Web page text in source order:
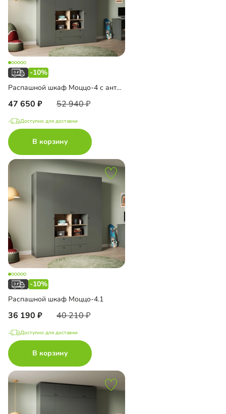
-10%
Распашной шкаф Моццо-4 с антресолью
47 650 52 940
Доступно для доставки
В корзину
-10%
Распашной шкаф Моццо-4.1
36 190 40 210
Доступно для доставки
В корзину